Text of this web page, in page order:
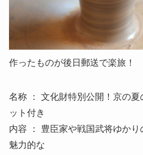
作ったものが後日郵送で楽旅！
名称 ： 文化財特別公開！京の夏
ット付き
内容 ： 豊臣家や戦国武将ゆかり
魅力的な